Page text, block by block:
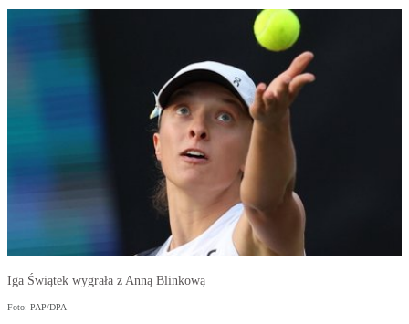
Iga Świątek wygrała z Anną Blinkową
Foto: PAP/DPA